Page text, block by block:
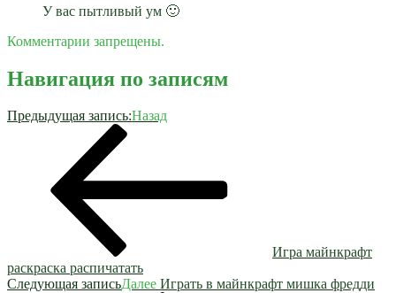
У вас пытливый ум 🙂
Комментарии запрещены.
Навигация по записям
Предыдущая запись:Назад
Игра майнкрафт
раскраска распичатать
Следующая записьДалее Играть в майнкрафт мишка фредди